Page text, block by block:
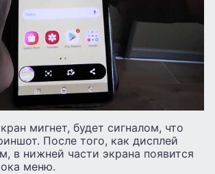
мигнет, будет сигналом, что
После того, как дисплей
в нижней части экрана появится
меню.